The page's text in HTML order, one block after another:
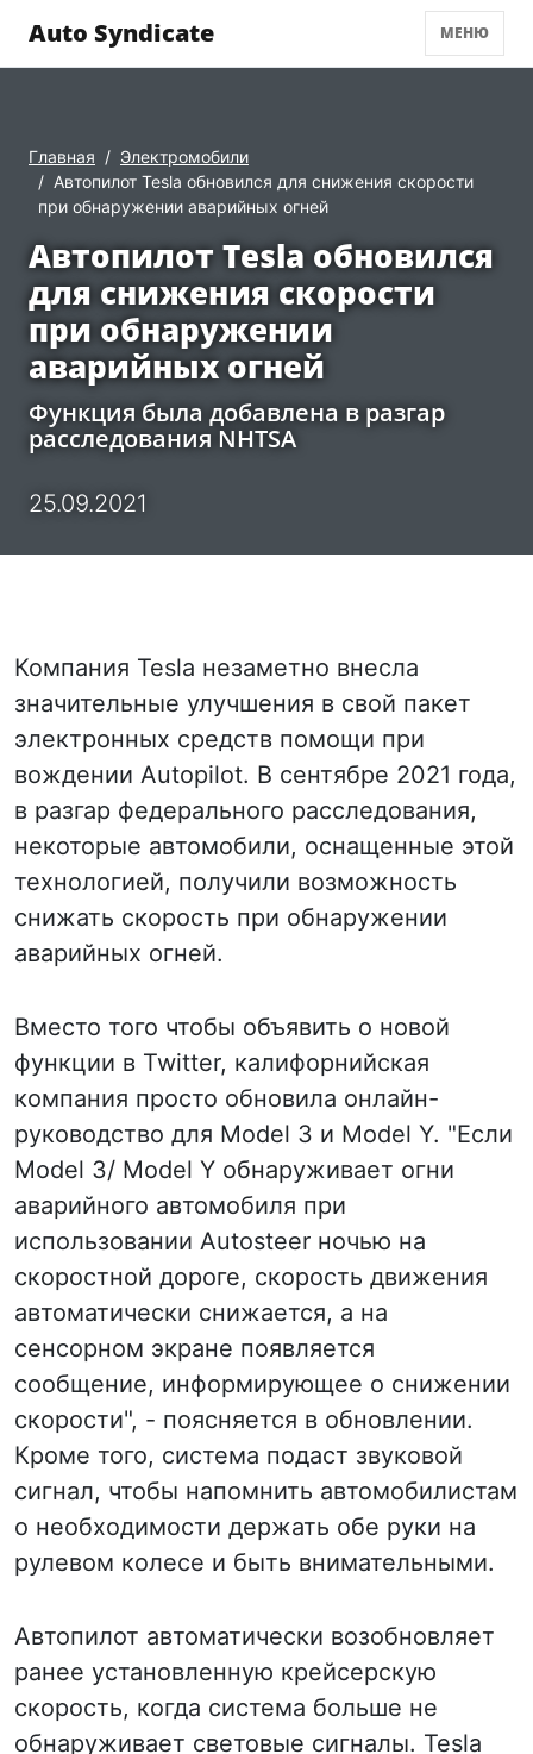
Auto Syndicate МЕНЮ
Главная
Электромобили
Автопилот Tesla обновился для снижения скорости
при обнаружении аварийных огней
Автопилот Tesla обновился
для снижения скорости
при обнаружении
аварийных огней
Функция была добавлена в разгар
расследования NHTSA
25.09.2021
Компания Tesla незаметно внесла
значительные улучшения в свой пакет
электронных средств помощи при
вождении Autopilot. В сентябре 2021 года,
в разгар федерального расследования,
некоторые автомобили, оснащенные этой
технологией, получили возможность
снижать скорость при обнаружении
аварийных огней.
Вместо того чтобы объявить о новой
функции в Twitter, калифорнийская
компания просто обновила онлайн-
руководство для Model 3 и Model Y. "Если
Model 3/ Model Y обнаруживает огни
аварийного автомобиля при
использовании Autosteer ночью на
скоростной дороге, скорость движения
автоматически снижается, а на
сенсорном экране появляется
сообщение, информирующее о снижении
скорости", - поясняется в обновлении.
Кроме того, система подаст звуковой
сигнал, чтобы напомнить автомобилистам
о необходимости держать обе руки на
рулевом колесе и быть внимательными.
Автопилот автоматически возобновляет
ранее установленную крейсерскую
скорость, когда система больше не
обнаруживает световые сигналы. Tesla